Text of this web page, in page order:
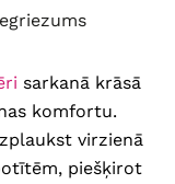
128-144 cm
170 cm
sarkanā krāsā
komfortu.
virzienā
piešķirot